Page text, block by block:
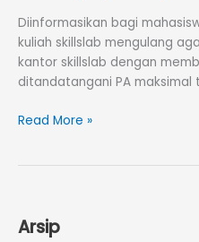
Diinformasikan bagi
kuliah skillslab mengulang
kantor skillslab dengan
ditandatangani PA maksimal
Read More »
Arsip